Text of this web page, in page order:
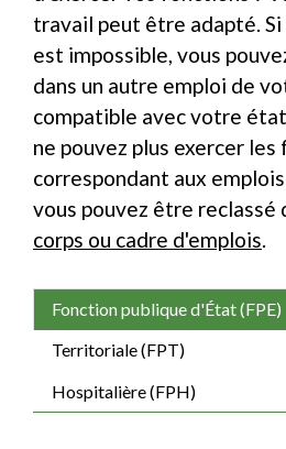
travail peut être adapté.
est impossible, vous
dans un autre emploi de
compatible avec votre
ne pouvez plus exercer
correspondant aux
vous pouvez être reclassé
corps ou cadre d'emplois.
Fonction publique d'État (FPE)
Territoriale (FPT)
Hospitalière (FPH)